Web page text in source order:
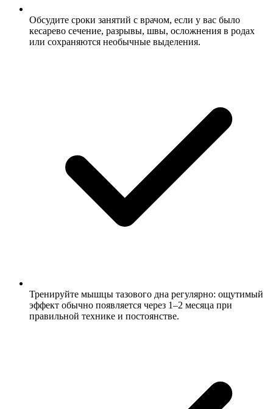
Обсудите сроки занятий с врачом, если у вас было
кесарево сечение, разрывы, швы, осложнения в родах
или сохраняются необычные выделения.
Тренируйте мышцы тазового дна регулярно: ощутимый
эффект обычно появляется через 1–2 месяца при
правильной технике и постоянстве.